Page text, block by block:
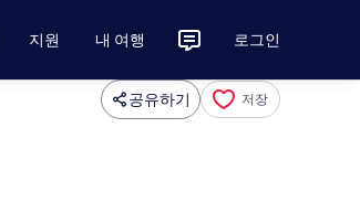
지원 내 여행 로그인
공유하기 저장